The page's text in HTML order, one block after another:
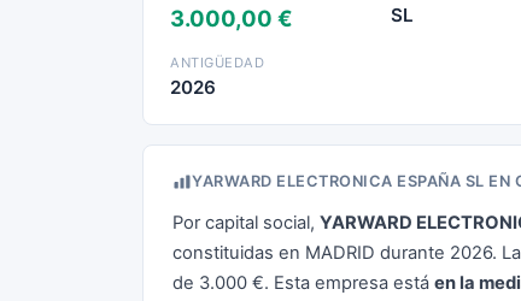
3.000,00 € SL
ANTIGÜEDAD
2026
YARWARD ELECTRONICA ESPAÑA SL EN
Por capital social, YARWARD
constituidas en MADRID durante 2026.
de 3.000 €. Esta empresa está en la